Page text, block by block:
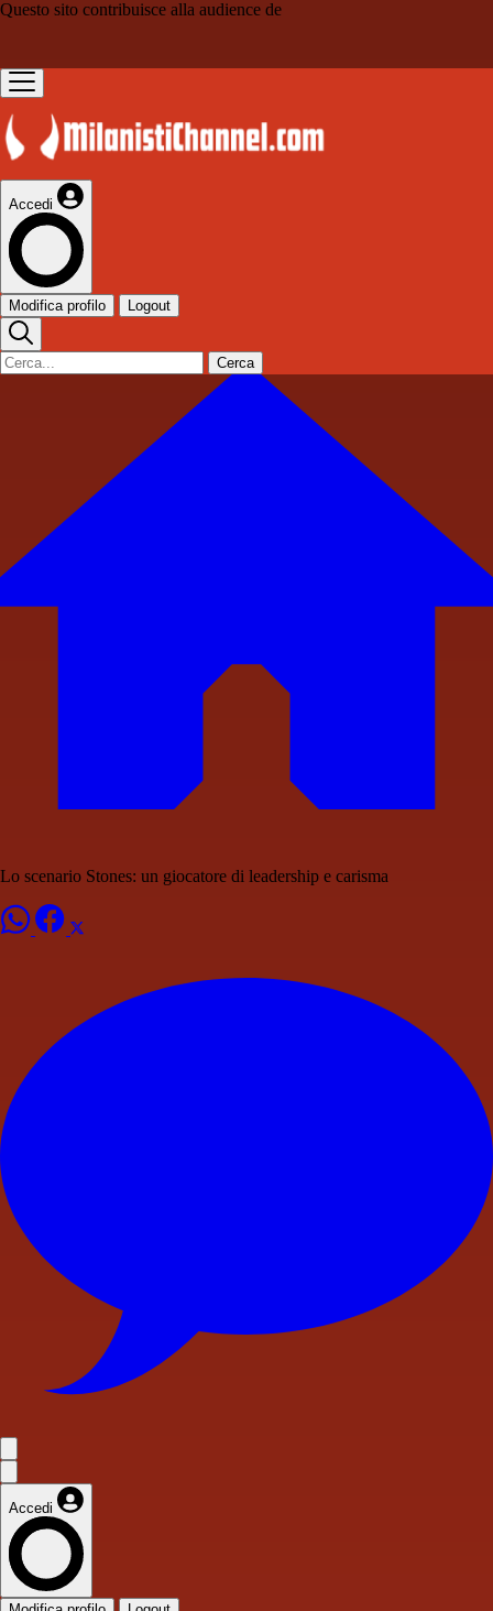
Questo sito contribuisce alla audience de
Accedi
Modifica profilo Logout
Cerca
Lo scenario Stones: un giocatore di leadership e carisma
Accedi